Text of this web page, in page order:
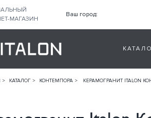
МАГАЗИН
Ваш город:
КАТАЛОГ КОНТЕМПОРА КЕРАМОГРАНИТ ITALON